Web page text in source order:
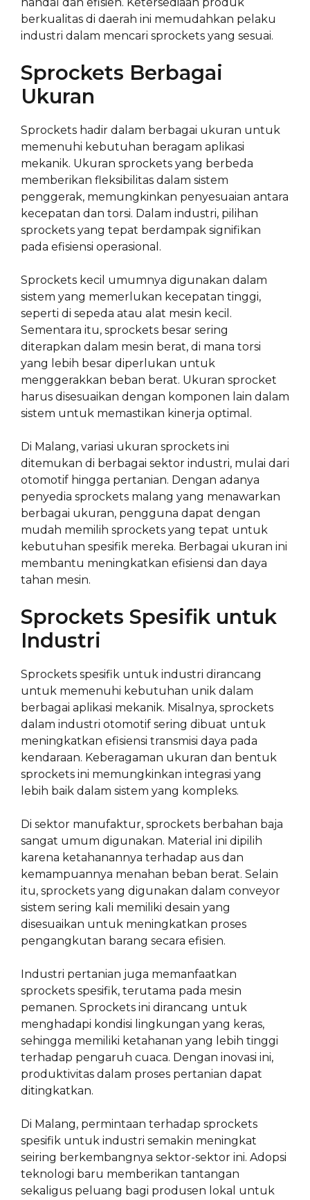
berkualitas di daerah ini memudahkan pelaku
industri dalam mencari sprockets yang sesuai.
Sprockets Berbagai
Ukuran
Sprockets hadir dalam berbagai ukuran untuk
memenuhi kebutuhan beragam aplikasi
mekanik. Ukuran sprockets yang berbeda
memberikan fleksibilitas dalam sistem
penggerak, memungkinkan penyesuaian antara
kecepatan dan torsi. Dalam industri, pilihan
sprockets yang tepat berdampak signifikan
pada efisiensi operasional.
Sprockets kecil umumnya digunakan dalam
sistem yang memerlukan kecepatan tinggi,
seperti di sepeda atau alat mesin kecil.
Sementara itu, sprockets besar sering
diterapkan dalam mesin berat, di mana torsi
yang lebih besar diperlukan untuk
menggerakkan beban berat. Ukuran sprocket
harus disesuaikan dengan komponen lain dalam
sistem untuk memastikan kinerja optimal.
Di Malang, variasi ukuran sprockets ini
ditemukan di berbagai sektor industri, mulai dari
otomotif hingga pertanian. Dengan adanya
penyedia sprockets malang yang menawarkan
berbagai ukuran, pengguna dapat dengan
mudah memilih sprockets yang tepat untuk
kebutuhan spesifik mereka. Berbagai ukuran ini
membantu meningkatkan efisiensi dan daya
tahan mesin.
Sprockets Spesifik untuk
Industri
Sprockets spesifik untuk industri dirancang
untuk memenuhi kebutuhan unik dalam
berbagai aplikasi mekanik. Misalnya, sprockets
dalam industri otomotif sering dibuat untuk
meningkatkan efisiensi transmisi daya pada
kendaraan. Keberagaman ukuran dan bentuk
sprockets ini memungkinkan integrasi yang
lebih baik dalam sistem yang kompleks.
Di sektor manufaktur, sprockets berbahan baja
sangat umum digunakan. Material ini dipilih
karena ketahanannya terhadap aus dan
kemampuannya menahan beban berat. Selain
itu, sprockets yang digunakan dalam conveyor
sistem sering kali memiliki desain yang
disesuaikan untuk meningkatkan proses
pengangkutan barang secara efisien.
Industri pertanian juga memanfaatkan
sprockets spesifik, terutama pada mesin
pemanen. Sprockets ini dirancang untuk
menghadapi kondisi lingkungan yang keras,
sehingga memiliki ketahanan yang lebih tinggi
terhadap pengaruh cuaca. Dengan inovasi ini,
produktivitas dalam proses pertanian dapat
ditingkatkan.
Di Malang, permintaan terhadap sprockets
spesifik untuk industri semakin meningkat
seiring berkembangnya sektor-sektor ini. Adopsi
teknologi baru memberikan tantangan
sekaligus peluang bagi produsen lokal untuk